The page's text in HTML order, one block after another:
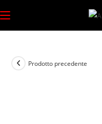
al
contenuto
Prodotto precedente